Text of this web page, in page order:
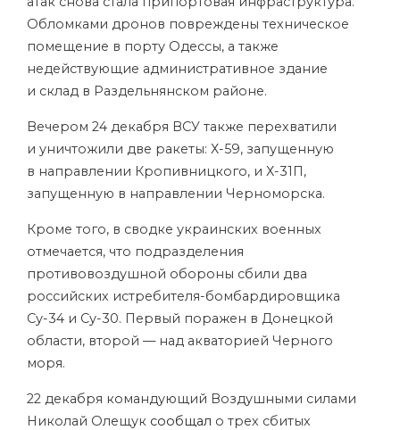
Обломками дронов повреждены техническое
помещение в порту Одессы, а также
недействующие административное здание
и склад в Раздельнянском районе.
Вечером 24 декабря ВСУ также перехватили
и уничтожили две ракеты: Х-59, запущенную
в направлении Кропивницкого, и Х-31П,
запущенную в направлении Черноморска.
Кроме того, в сводке украинских военных
отмечается, что подразделения
противовоздушной обороны сбили два
российских истребителя-бомбардировщика
Су-34 и Су-30. Первый поражен в Донецкой
области, второй — над акваторией Черного
моря.
22 декабря командующий Воздушными силами
Николай Олещук сообщал о трех сбитых